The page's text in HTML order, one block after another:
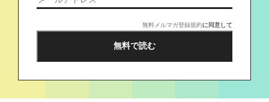
無料メルマガ登録規約に同意して